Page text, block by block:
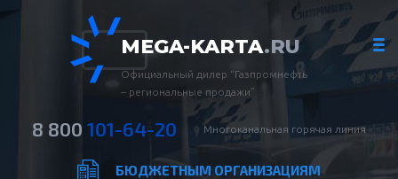
MEGA-KARTA.RU
Официальный дилер “Газпромнефть
– региональные продажи”
8 800 101-64-20 Многоканальная горячая линия
БЮДЖЕТНЫМ ОРГАНИЗАЦИЯМ